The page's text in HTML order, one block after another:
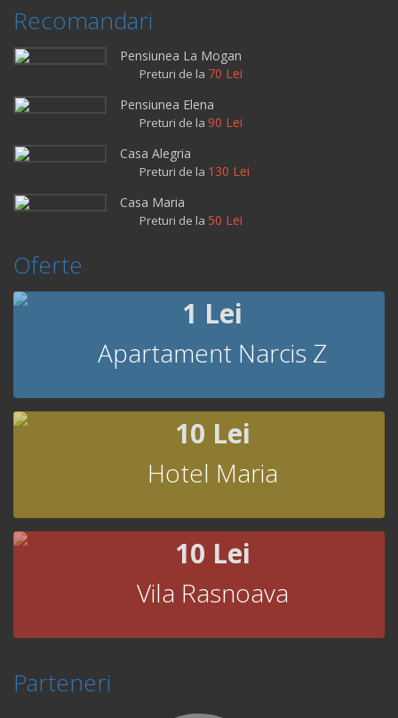
Recomandari
Pensiunea La Mogan
Preturi de la 70 Lei
Pensiunea Elena
Preturi de la 90 Lei
Casa Alegria
Preturi de la 130 Lei
Casa Maria
Preturi de la 50 Lei
Oferte
1 Lei
Apartament Narcis Z
10 Lei
Hotel Maria
10 Lei
Vila Rasnoava
Parteneri